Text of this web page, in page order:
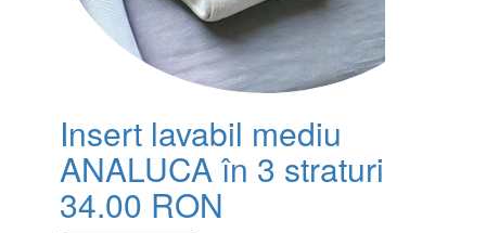
Insert lavabil mediu
ANALUCA în 3 straturi
34.00 RON